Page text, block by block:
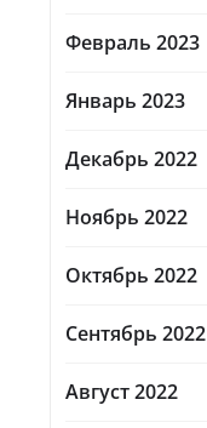
Февраль 2023
Январь 2023
Декабрь 2022
Ноябрь 2022
Октябрь 2022
Сентябрь 2022
Август 2022